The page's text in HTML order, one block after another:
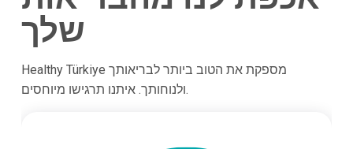
שלך
Healthy Türkiye מספקת את הטוב ביותר לבריאותך
ולנוחותך. איתנו תרגישו מיוחסים.